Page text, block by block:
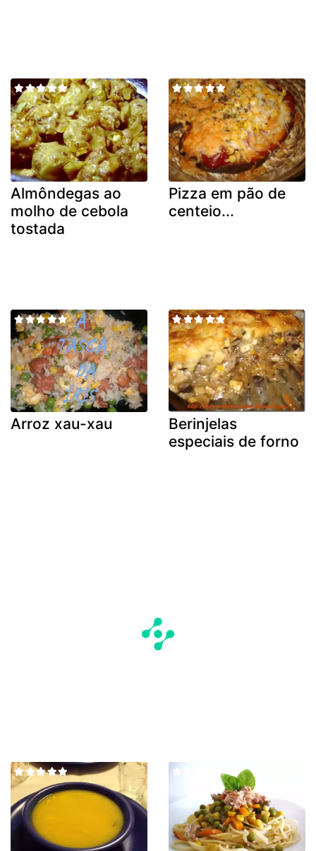
Almôndegas ao
molho de cebola
tostada
Pizza em pão de
centeio...
Arroz xau-xau
Berinjelas
especiais de forno